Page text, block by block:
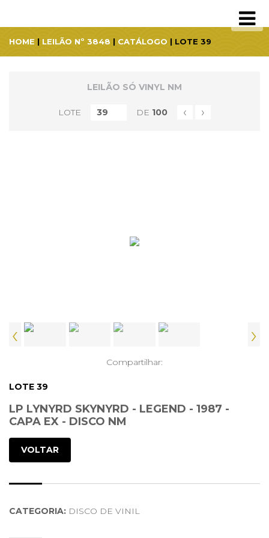
HOME | LEILÃO Nº 3848 | CATÁLOGO | LOTE 39
LEILÃO SÓ VINYL NM
LOTE DE 100 ‹ ›
‹ ›
Compartilhar:
LOTE 39
LP LYNYRD SKYNYRD - LEGEND - 1987 -
CAPA EX - DISCO NM
VOLTAR
CATEGORIA: DISCO DE VINIL